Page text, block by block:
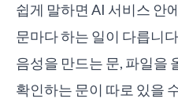
쉽게 말하면 AI 서비스 안
문마다 하는 일이 다릅니
음성을 만드는 문, 파일을
확인하는 문이 따로 있을